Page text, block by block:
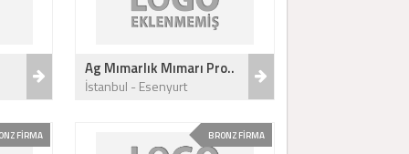
Ag Mımarlık Mımarı Pro..
İstanbul - Esenyurt
FİRMA BRONZ FİRMA